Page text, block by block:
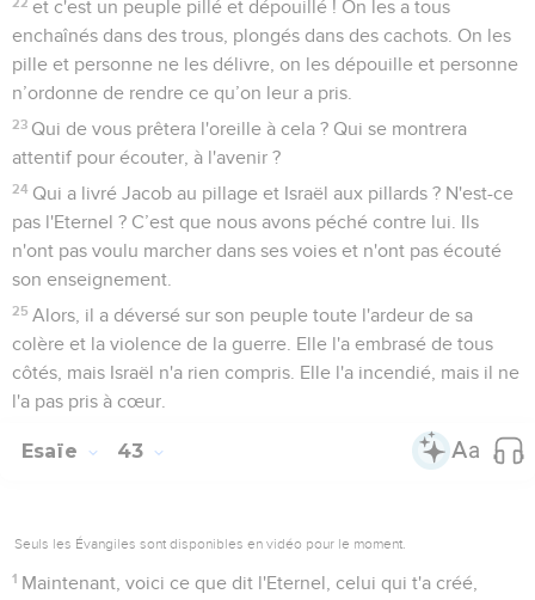
et c'est un peuple pillé et dépouillé ! On les a tous
enchaînés dans des trous, plongés dans des cachots. On les
pille et personne ne les délivre, on les dépouille et personne
n’ordonne de rendre ce qu’on leur a pris.
23 Qui de vous prêtera l'oreille à cela ? Qui se montrera
attentif pour écouter, à l'avenir ?
24 Qui a livré Jacob au pillage et Israël aux pillards ? N'est-ce
pas l'Eternel ? C’est que nous avons péché contre lui. Ils
n'ont pas voulu marcher dans ses voies et n'ont pas écouté
son enseignement.
25 Alors, il a déversé sur son peuple toute l'ardeur de sa
colère et la violence de la guerre. Elle l'a embrasé de tous
côtés, mais Israël n'a rien compris. Elle l'a incendié, mais il ne
l'a pas pris à cœur.
Esaïe 43
Seuls les Évangiles sont disponibles en vidéo pour le moment.
1 Maintenant, voici ce que dit l'Eternel, celui qui t'a créé,